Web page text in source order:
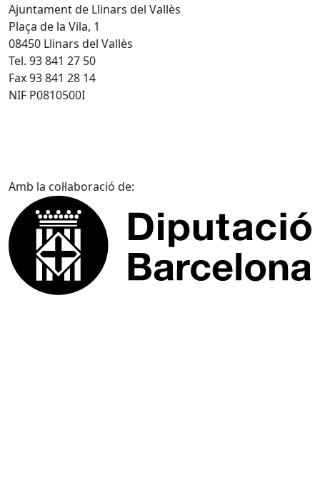
Ajuntament de Llinars del Vallès
Plaça de la Vila, 1
08450 Llinars del Vallès
Tel. 93 841 27 50
Fax 93 841 28 14
NIF P0810500I
Amb la col·laboració de: